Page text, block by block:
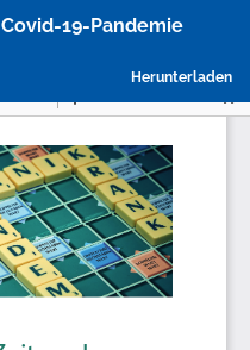
19-Pandemie
Herunterladen